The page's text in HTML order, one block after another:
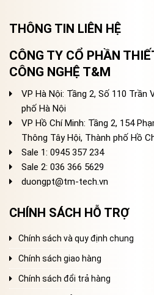
THÔNG TIN LIÊN HỆ
CÔNG TY CỔ PHẦN
CÔNG NGHỆ T&M
VP Hà Nội: Tầng 2, Số 110 Trần
phố Hà Nội
VP Hồ Chí Minh: Tầng 2, 154
Thông Tây Hội, Thành phố Hồ
Sale 1: 0945 357 234
Sale 2: 036 366 5629
duongpt@tm-tech.vn
CHÍNH SÁCH HỖ TRỢ
Chính sách và quy định chung
Chính sách giao hàng
Chính sách đổi trả hàng